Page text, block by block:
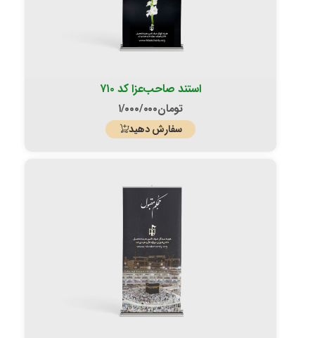
استند صاحب‌عزا کد ۷۱۰
تومان۱/۰۰۰/۰۰۰
سفارش دهید